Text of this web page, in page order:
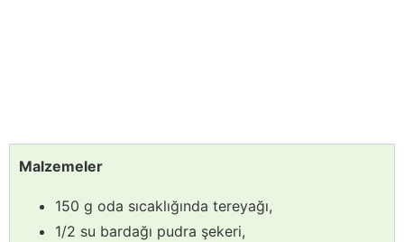
Malzemeler
150 g oda sıcaklığında tereyağı,
1/2 su bardağı pudra şekeri,